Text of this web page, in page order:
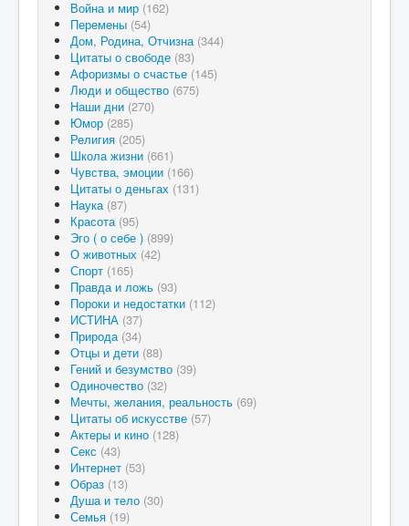
Война и мир (162)
Перемены (54)
Дом, Родина, Отчизна (344)
Цитаты о свободе (83)
Афоризмы о счастье (145)
Люди и общество (675)
Наши дни (270)
Юмор (285)
Религия (205)
Школа жизни (661)
Чувства, эмоции (166)
Цитаты о деньгах (131)
Наука (87)
Красота (95)
Эго ( о себе ) (899)
О животных (42)
Спорт (165)
Правда и ложь (93)
Пороки и недостатки (112)
ИСТИНА (37)
Природа (34)
Отцы и дети (88)
Гений и безумство (39)
Одиночество (32)
Мечты, желания, реальность (69)
Цитаты об искусстве (57)
Актеры и кино (128)
Секс (43)
Интернет (53)
Образ (13)
Душа и тело (30)
Семья (19)